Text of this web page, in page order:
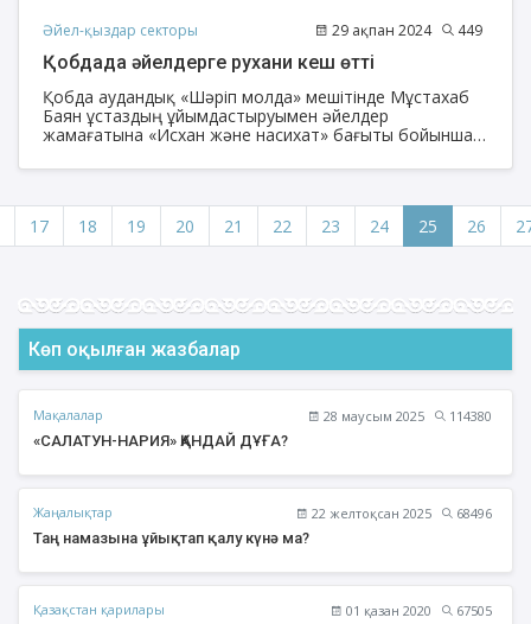
Әйел-қыздар секторы 29 ақпан 2024 449
Қобдада әйелдерге рухани кеш өтті
Қобда аудандық «Шәріп молда» мешітінде Мұстахаб
Баян ұстаздың ұйымдастыруымен әйелдер
жамағатына «Исхан және насихат» бағыты бойынша
және оразаға дайындық сұрақ-жауабы өтті.
17 18 19 20 21 22 23 24 25 26
Көп оқылған жазбалар
Мақалалар 28 маусым 2025
114380
«САЛАТУН-НАРИЯ» ҚАНДАЙ ДҰҒА?
Жаңалықтар 22 желтоқсан 2025
68496
Таң намазына ұйықтап қалу күнә ма?
Қазақстан қарилары 01 қазан 2020
67505